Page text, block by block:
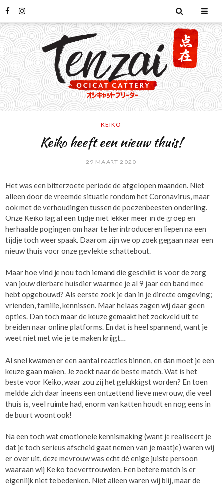
content
facebookinstagram
Search
KEIKO
Keiko heeft een nieuw thuis!
29 MAART 2020
Het was een bitterzoete periode de afgelopen maanden. Niet
alleen door de vreemde situatie rondom het Coronavirus, maar
ook met de verhoudingen tussen de poezenbeesten onderling.
Onze Keiko lag al een tijdje niet lekker meer in de groep en
herhaalde pogingen om haar te herintroduceren liepen na een
tijdje toch weer spaak. Daarom zijn we op zoek gegaan naar een
nieuw thuis voor onze gevlekte schattebout.
Maar hoe vind je nou toch iemand die geschikt is voor de zorg
van jouw dierbare huisdier waarmee je al 9 jaar een band mee
hebt opgebouwd? Als eerste zoek je dan in je directe omgeving;
vrienden, familie, kennissen. Maar helaas zagen wij daar geen
opties. Dan toch maar de keuze gemaakt het zoekveld uit te
breiden naar online platforms. En dat is heel spannend, want je
weet niet met wie je te maken krijgt…
Al snel kwamen er een aantal reacties binnen, en dan moet je een
keuze gaan maken. Je zoekt naar de beste match. Wat is het
beste voor Keiko, waar zou zij het gelukkigst worden? En toen
meldde zich daar ineens een ontzettend lieve mevrouw, die veel
thuis is, veel ruimte had, enorm van katten houdt en nog eens in
de buurt woont ook!
Na een toch wat emotionele kennismaking (want je realiseert je
dat je toch serieus afscheid gaat nemen van je maatje) waren wij
er over uit, deze mevrouw was echt dé enige juiste persoon
waaraan wij Keiko toevertrouwden. Een betere match is er
eigenlijk niet te bedenken. Niet alleen waren wij blij, maar de